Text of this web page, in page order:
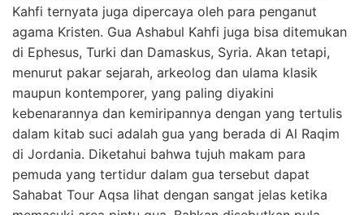
Kahfi ternyata juga dipercaya oleh para penganut
agama Kristen. Gua Ashabul Kahfi juga bisa ditemukan
di Ephesus, Turki dan Damaskus, Syria. Akan tetapi,
menurut pakar sejarah, arkeolog dan ulama klasik
maupun kontemporer, yang paling diyakini
kebenarannya dan kemiripannya dengan yang tertulis
dalam kitab suci adalah gua yang berada di Al Raqim
di Jordania. Diketahui bahwa tujuh makam para
pemuda yang tertidur dalam gua tersebut dapat
Sahabat Tour Aqsa lihat dengan sangat jelas ketika